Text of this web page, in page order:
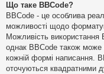
Що таке BBCode?
BBCode - це особлива
можливості щодо
Можливість використання
однак BBCode також може
кожній формі написання.
оточуються квадратними